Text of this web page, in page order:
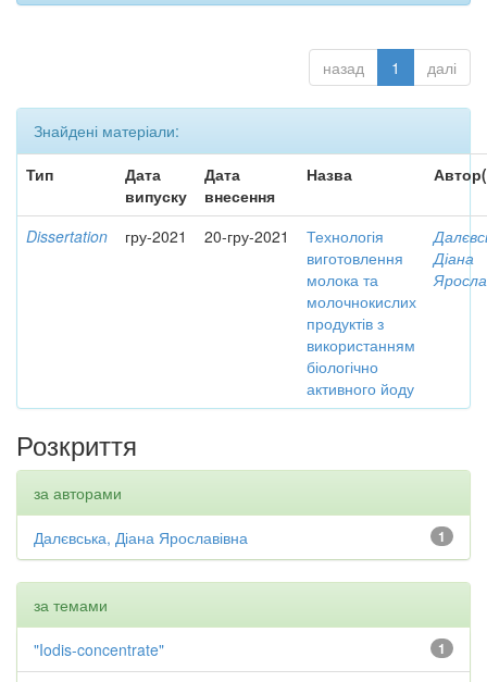
назад 1 далі
Знайдені матеріали:
Тип
Дата
випуску
Дата
внесення
Назва
Dissertation гру-2021 20-гру-2021
Технологія
виготовлення
молока та
молочнокислих
продуктів з
використанням
біологічно
активного йоду
Діана
Розкриття
за авторами
1
Далєвська, Діана Ярославівна
за темами
1
"Iodis-concentrate"